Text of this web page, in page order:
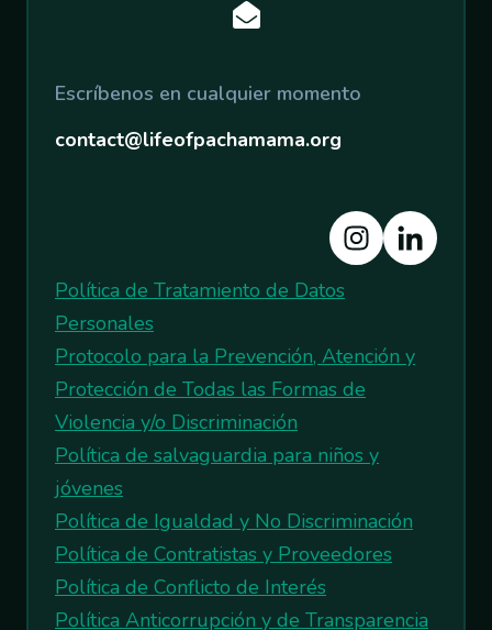
Escríbenos en cualquier momento
contact@lifeofpachamama.org
Política de Tratamiento de Datos
Personales
Protocolo para la Prevención, Atención y
Protección de Todas las Formas de
Violencia y/o Discriminación
Política de salvaguardia para niños y
jóvenes
Política de Igualdad y No Discriminación
Política de Contratistas y Proveedores
Política de Conflicto de Interés
Política Anticorrupción y de Transparencia